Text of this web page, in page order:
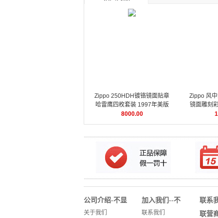
Zippo 250HDH镀铬镜面贴章
哈雷鹰四枚套装 1997年美版
年鉴款
8000.00
Zippo 风
镜面雕刻
公司介绍-不显
示没用
关于我们
加入我们--不
显示没用
联系我们
联系
示没
联营